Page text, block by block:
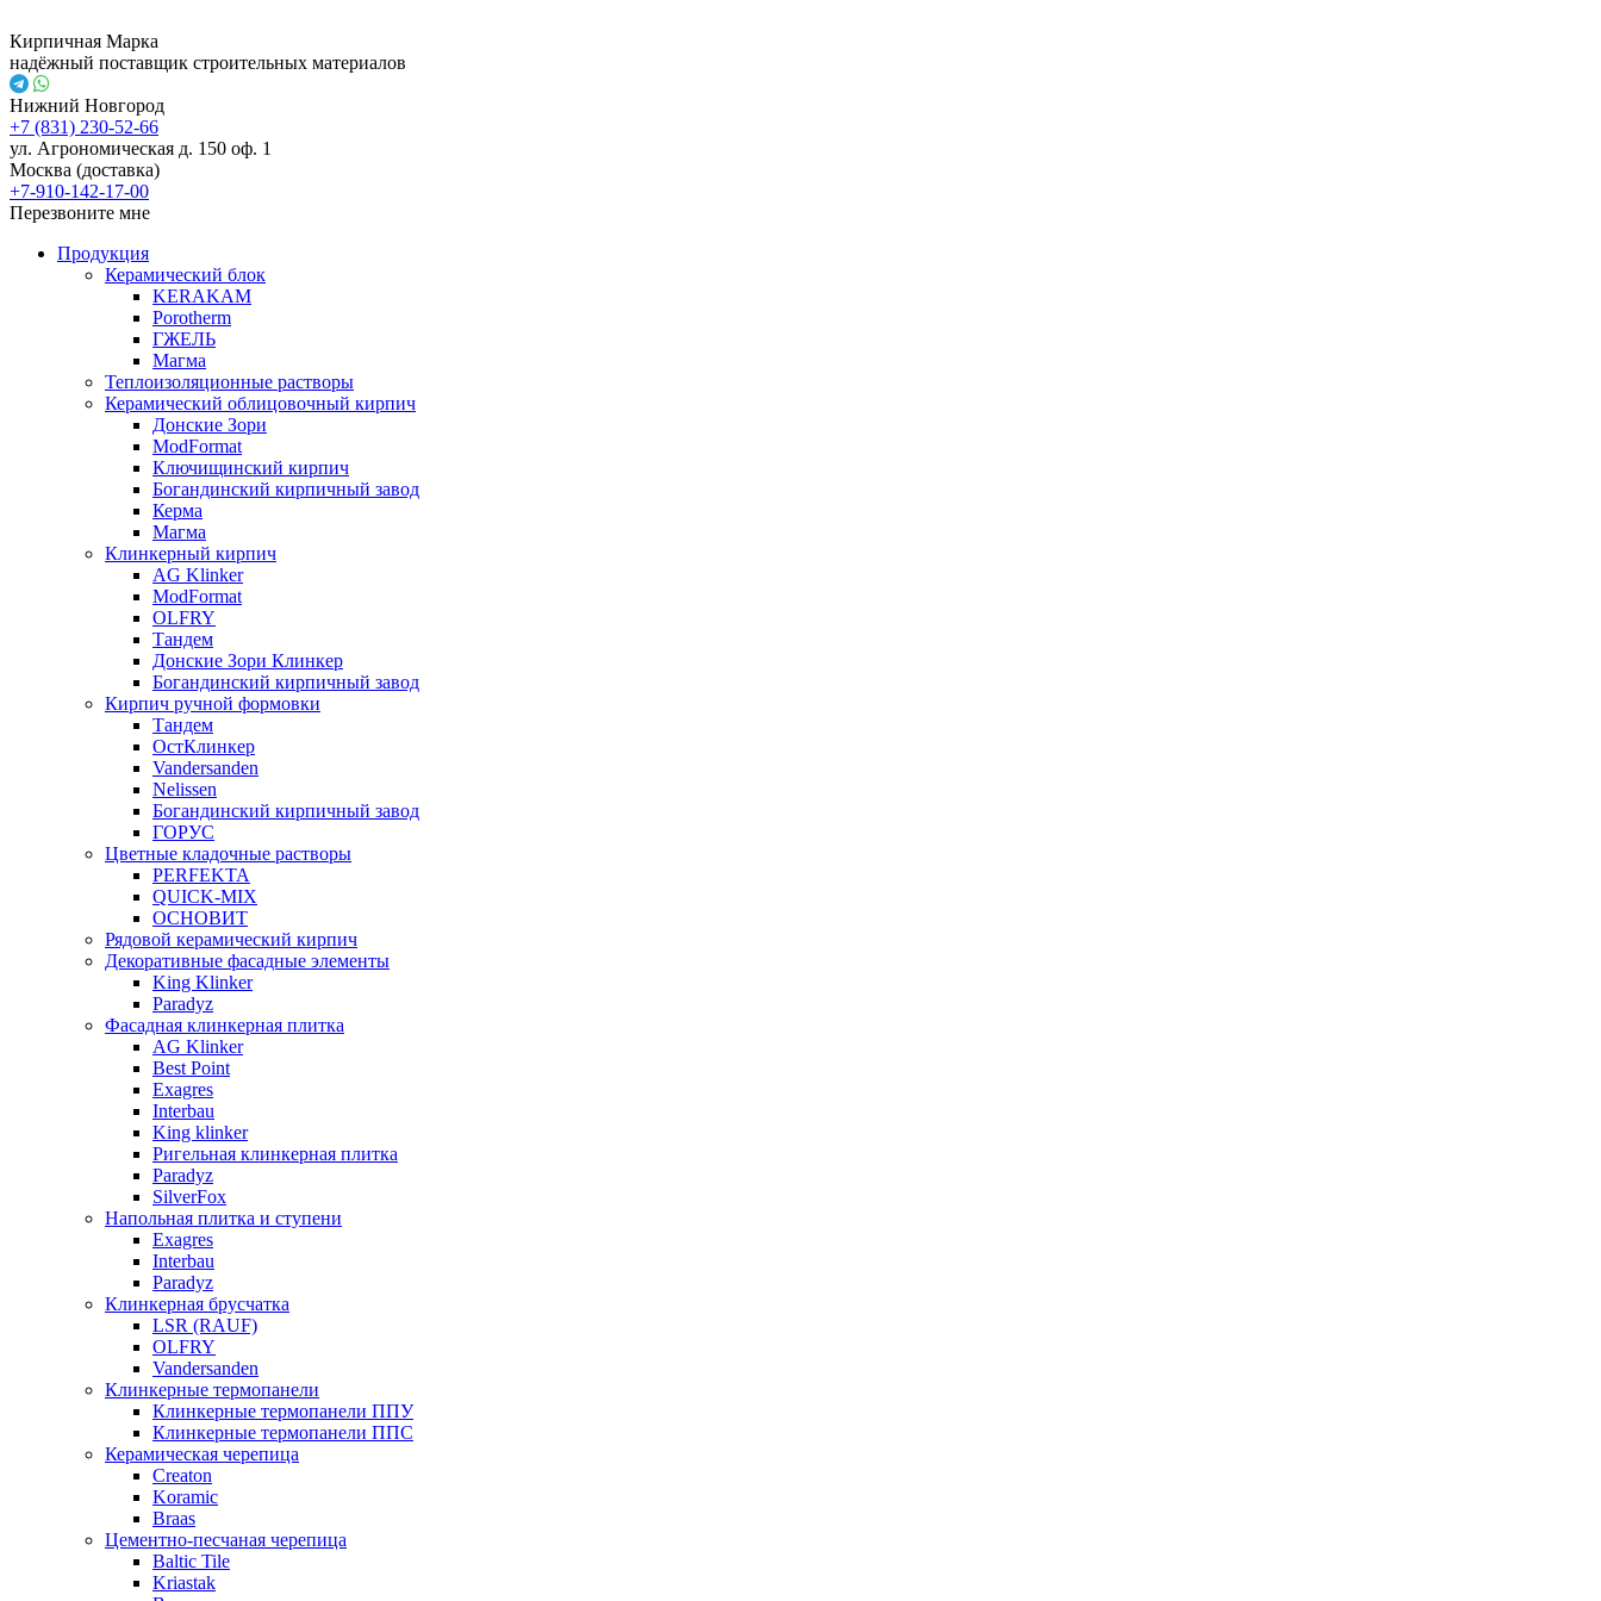
Кирпичная Марка
надёжный поставщик строительных материалов
Нижний Новгород
+7 (831) 230-52-66
ул. Агрономическая д. 150 оф. 1
Москва (доставка)
+7-910-142-17-00
Перезвоните мне
Продукция
Керамический блок
KERAKAM
Porotherm
ГЖЕЛЬ
Магма
Теплоизоляционные растворы
Керамический облицовочный кирпич
Донские Зори
ModFormat
Ключищинский кирпич
Богандинский кирпичный завод
Керма
Магма
Клинкерный кирпич
AG Klinker
ModFormat
OLFRY
Тандем
Донские Зори Клинкер
Богандинский кирпичный завод
Кирпич ручной формовки
Тандем
ОстКлинкер
Vandersanden
Nelissen
Богандинский кирпичный завод
ГОРУС
Цветные кладочные растворы
PERFEKTA
QUICK-MIX
ОСНОВИТ
Рядовой керамический кирпич
Декоративные фасадные элементы
King Klinker
Paradyz
Фасадная клинкерная плитка
AG Klinker
Best Point
Exagres
Interbau
King klinker
Ригельная клинкерная плитка
Paradyz
SilverFox
Напольная плитка и ступени
Exagres
Interbau
Paradyz
Клинкерная брусчатка
LSR (RAUF)
OLFRY
Vandersanden
Клинкерные термопанели
Клинкерные термопанели ППУ
Клинкерные термопанели ППC
Керамическая черепица
Creaton
Koramic
Braas
Цементно-песчаная черепица
Baltic Tile
Kriastak